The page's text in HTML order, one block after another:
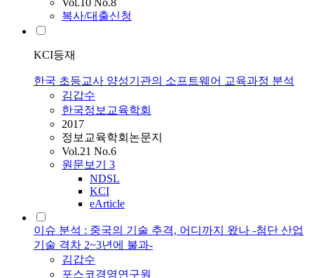
Vol.10 No.8
복사/대출신청
KCI등재
한국 초등교사 양성기관의 소프트웨어 교육과정 분석
김갑수
한국정보교육학회
2017
정보교육학회논문지
Vol.21 No.6
원문보기 3
NDSL
KCI
eArticle
이슈 분석 : 중국의 기술 추격, 어디까지 왔나 -첨단 산업
기술 격차 2~3년에 불과-
김갑수
포스코경영연구원